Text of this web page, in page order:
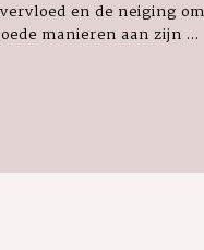
en de neiging om
manieren aan zijn ...